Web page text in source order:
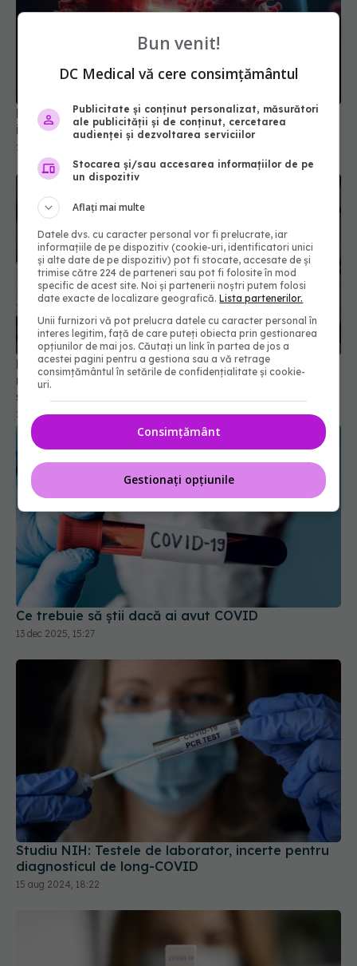
infecțiile. Care sunt simptomele
reinfectările continuă să crească. Ce trebuie să
știi
23 sep 2025, 16:30
Ce trebuie să știi dacă ai avut COVID
13 dec 2025, 15:27
Studiu NIH: Testele de laborator, incerte pentru
diagnosticul de long-COVID
15 aug 2024, 18:22
Bun venit!
DC Medical vă cere consimțământul
Publicitate și conținut personalizat, măsurători
ale publicității și de conținut, cercetarea
audienței și dezvoltarea serviciilor
Stocarea și/sau accesarea informațiilor de pe
un dispozitiv
Aflați mai multe
Datele dvs. cu caracter personal vor fi prelucrate, iar
informațiile de pe dispozitiv (cookie-uri, identificatori unici
și alte date de pe dispozitiv) pot fi stocate, accesate de și
trimise către 224 de parteneri sau pot fi folosite în mod
specific de acest site. Noi și partenerii noștri putem folosi
date exacte de localizare geografică.Lista partenerilor.
Unii furnizori vă pot prelucra datele cu caracter personal în
interes legitim, față de care puteți obiecta prin gestionarea
opțiunilor de mai jos. Căutați un link în partea de jos a
acestei pagini pentru a gestiona sau a vă retrage
consimțământul în setările de confidențialitate și cookie-
uri.
Consimțământ
Gestionați opțiunile